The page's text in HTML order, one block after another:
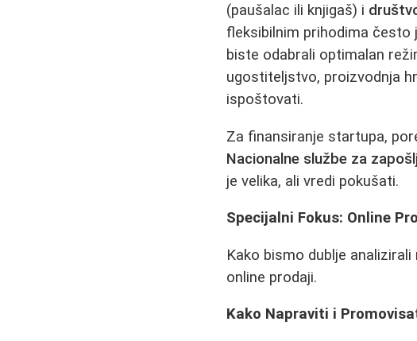
(paušalac ili knjigaš) i
fleksibilnim prihodima često
biste odabrali optimalan
ugostiteljstvo, proizvodnja
ispoštovati.
Za finansiranje startupa,
Nacionalne službe za
je velika, ali vredi pokušati.
Specijalni Fokus: Online
Kako bismo dublje
online prodaji.
Kako Napraviti i